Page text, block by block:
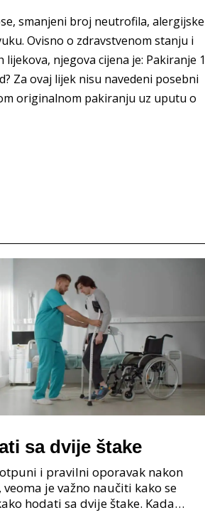
smanjeni broj neutrofila, alergijske
Ovisno o zdravstvenom stanju i
njegova cijena je: Pakiranje 1
Za ovaj lijek nisu navedeni posebni
originalnom pakiranju uz uputu o
sa dvije štake
i pravilni oporavak nakon
je važno naučiti kako se
hodati sa dvije štake. Kada